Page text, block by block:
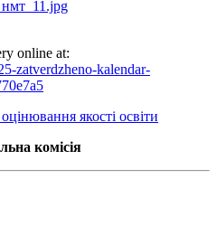
online at:
zatverdzheno-kalendar-
якості освіти
комісія